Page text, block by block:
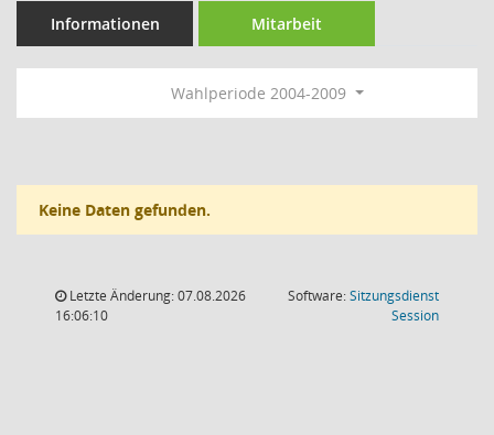
Informationen Mitarbeit
Wahlperiode 2004-2009
Keine Daten gefunden.
Letzte Änderung: 07.08.2026
16:06:10
Software:Sitzungsdienst
Session(Wird in